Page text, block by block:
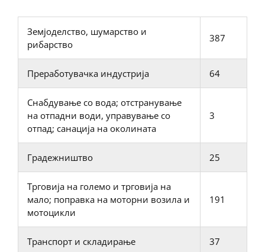
Земјоделство, шумарство и
рибарство
387
Преработувачка индустрија 64
Снабдување со вода; отстранување
на отпадни води, управување со
отпад; санација на околината
3
Градежништво 25
Трговија на големо и трговија на
мало; поправка на моторни возила и
мотоцикли
191
Транспорт и складирање 37